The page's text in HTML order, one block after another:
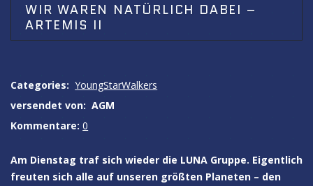
WIR WAREN NATÜRLICH DABEI –
ARTEMIS II
Categories: YoungStarWalkers
versendet von: AGM
Kommentare: 0
Am Dienstag traf sich wieder die LUNA Gruppe. Eigentlich
freuten sich alle auf unseren größten Planeten – den